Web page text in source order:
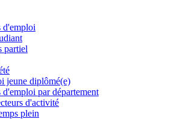
d'emploi
partiel
jeune diplômé(e)
d'emploi par département
d'activité
plein